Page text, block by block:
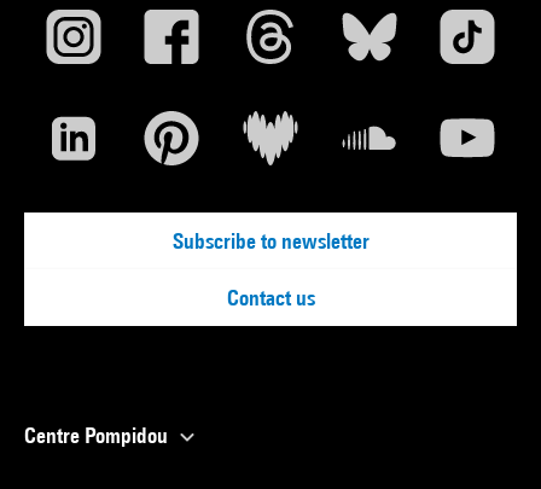
Subscribe to newsletter
Contact us
Centre Pompidou